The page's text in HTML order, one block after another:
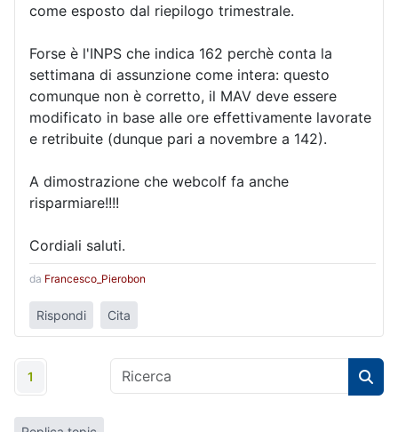
come esposto dal riepilogo trimestrale.
Forse è l'INPS che indica 162 perchè conta la
settimana di assunzione come intera: questo
comunque non è corretto, il MAV deve essere
modificato in base alle ore effettivamente lavorate
e retribuite (dunque pari a novembre a 142).
A dimostrazione che webcolf fa anche
risparmiare!!!!
Cordiali saluti.
da Francesco_Pierobon
Rispondi Cita
1